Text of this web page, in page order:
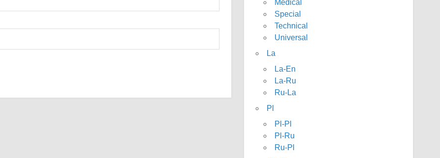
Medical
Special
Technical
Universal
La
La-En
La-Ru
Ru-La
Pl
Pl-Pl
Pl-Ru
Ru-Pl